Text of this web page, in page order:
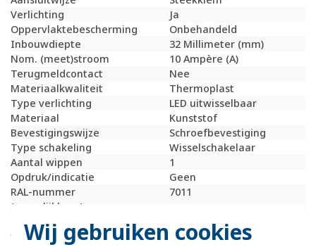
Wij gebruiken cookies
Verlichting
Ja
Oppervlaktebescherming
Onbehandeld
Inbouwdiepte
32 Millimeter (mm)
Nom. (meet)stroom
10 Ampère (A)
Terugmeldcontact
Nee
Materiaalkwaliteit
Thermoplast
Type verlichting
LED uitwisselbaar
Materiaal
Kunststof
Bevestigingswijze
Schroefbevestiging
Type schakeling
Wisselschakelaar
Aantal wippen
1
Opdruk/indicatie
Geen
RAL-nummer
(vergelijkbaar)
7011
Schakelstroom voor
fluorescentielampen
10 Schakelstroom voor
fluorescentielampen